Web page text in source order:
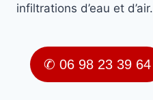
infiltrations d’eau et d’air.
✆ 06 98 23 39 64